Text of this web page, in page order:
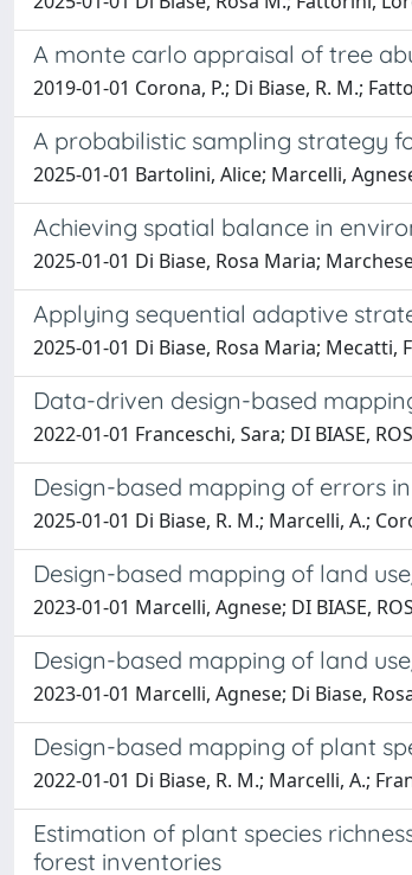
A monte carlo appraisal of tree
2019-01-01 Corona, P.; Di Biase, R. M.;
A probabilistic sampling strategy
2025-01-01 Bartolini, Alice; Marcelli,
Achieving spatial balance in
2025-01-01 Di Biase, Rosa Maria;
Applying sequential adaptive
2025-01-01 Di Biase, Rosa Maria; Mecatti,
Data-driven design-based
2022-01-01 Franceschi, Sara; DI BIASE,
Design-based mapping of errors
2025-01-01 Di Biase, R. M.; Marcelli, A.;
Design-based mapping of land
2023-01-01 Marcelli, Agnese; DI BIASE,
Design-based mapping of land
2023-01-01 Marcelli, Agnese; Di Biase,
Design-based mapping of plant
2022-01-01 Di Biase, R. M.; Marcelli, A.;
Estimation of plant species
forest inventories